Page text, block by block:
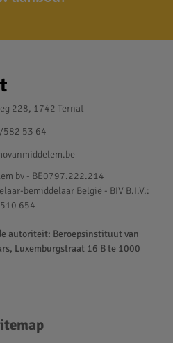
228, 1742 Ternat
582 53 64
bv - BE0797.222.214
bemiddelaar België - BIV B.I.V.:
510 654
autoriteit: Beroepsinstituut van
Luxemburgstraat 16 B te 1000